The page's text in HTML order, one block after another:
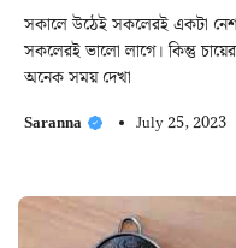
সকালে উঠেই সকলেরই একটা
সকলেরই ভালো লাগে। কিন্তু
অনেক সময় দেখা
Saranna July 25, 2023